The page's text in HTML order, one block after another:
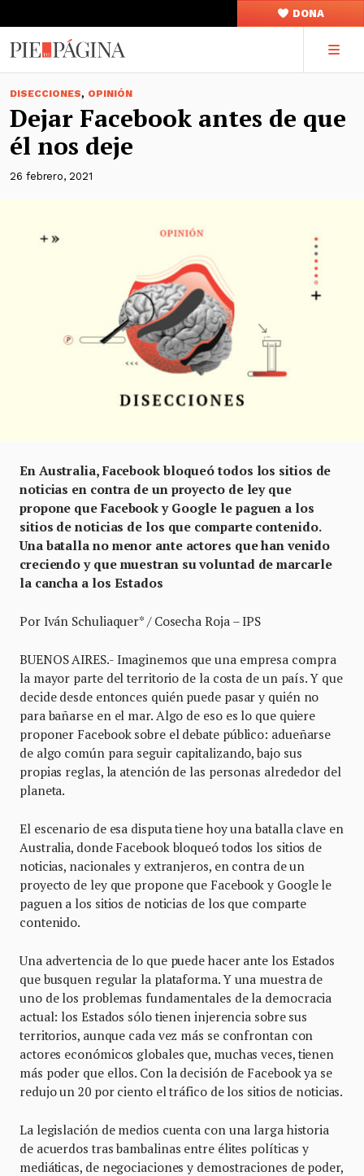
DONA
DISECCIONES, OPINIÓN
Dejar Facebook antes de que
él nos deje
26 febrero, 2021
En Australia, Facebook bloqueó todos los sitios de
noticias en contra de un proyecto de ley que
propone que Facebook y Google le paguen a los
sitios de noticias de los que comparte contenido.
Una batalla no menor ante actores que han venido
creciendo y que muestran su voluntad de marcarle
la cancha a los Estados
Por Iván Schuliaquer* / Cosecha Roja – IPS
BUENOS AIRES.- Imaginemos que una empresa compra
la mayor parte del territorio de la costa de un país. Y que
decide desde entonces quién puede pasar y quién no
para bañarse en el mar. Algo de eso es lo que quiere
proponer Facebook sobre el debate público: adueñarse
de algo común para seguir capitalizando, bajo sus
propias reglas, la atención de las personas alrededor del
planeta.
El escenario de esa disputa tiene hoy una batalla clave en
Australia, donde Facebook bloqueó todos los sitios de
noticias, nacionales y extranjeros, en contra de un
proyecto de ley que propone que Facebook y Google le
paguen a los sitios de noticias de los que comparte
contenido.
Una advertencia de lo que puede hacer ante los Estados
que busquen regular la plataforma. Y una muestra de
uno de los problemas fundamentales de la democracia
actual: los Estados sólo tienen injerencia sobre sus
territorios, aunque cada vez más se confrontan con
actores económicos globales que, muchas veces, tienen
más poder que ellos. Con la decisión de Facebook ya se
redujo un 20 por ciento el tráfico de los sitios de noticias.
La legislación de medios cuenta con una larga historia
de acuerdos tras bambalinas entre élites políticas y
mediáticas, de negociaciones y demostraciones de poder,